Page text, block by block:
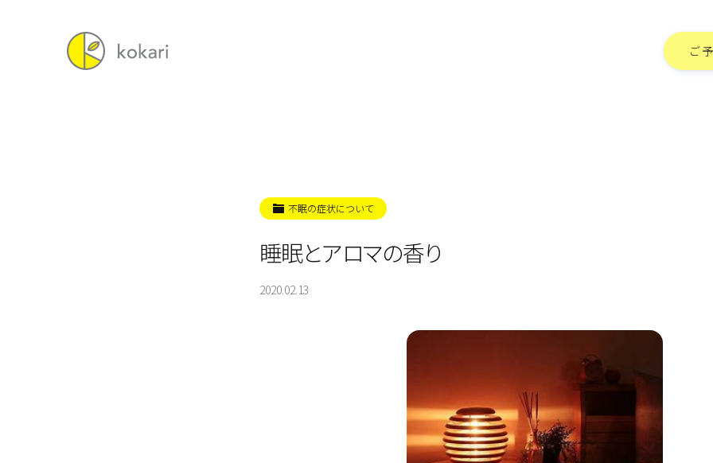
ご
不眠の症状について
睡眠とアロマの香り
2020.02.13